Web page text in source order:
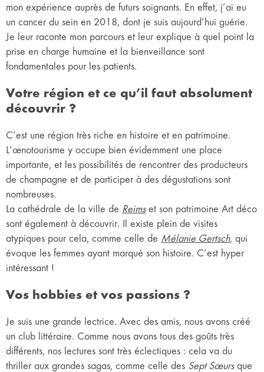
mon expérience auprès de futurs soignants. En effet, j’ai eu
un cancer du sein en 2018, dont je suis aujourd’hui guérie.
Je leur raconte mon parcours et leur explique à quel point la
prise en charge humaine et la bienveillance sont
fondamentales pour les patients.
Votre région et ce qu’il faut absolument
découvrir ?
C’est une région très riche en histoire et en patrimoine.
L’œnotourisme y occupe bien évidemment une place
importante, et les possibilités de rencontrer des producteurs
de champagne et de participer à des dégustations sont
nombreuses.
La cathédrale de la ville de Reimset son patrimoine Art déco
sont également à découvrir. Il existe plein de visites
atypiques pour cela, comme celle de Mélanie Gertsch, qui
évoque les femmes ayant marqué son histoire. C’est hyper
intéressant !
Vos hobbies et vos passions ?
Je suis une grande lectrice. Avec des amis, nous avons créé
un club littéraire. Comme nous avons tous des goûts très
différents, nos lectures sont très éclectiques : cela va du
thriller aux grandes sagas, comme celle des Sept Sœursque